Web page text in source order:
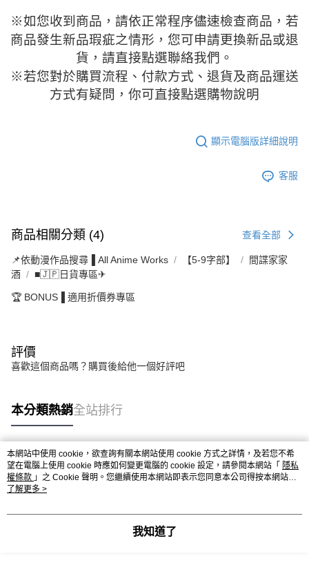
※如您收到商品，請依正常程序儘速檢查商品，若
商品發生新品瑕疵之情形，您可申請更換新品或退
貨，請直接點選聯絡我們。
※若您對於購買流程、付款方式、退貨及商品運送
方式有疑問，你可直接點選購物說明
顯示電腦版詳細說明
客服
商品相關分類 (4) 查看全部
📌依動漫作品搜尋▐ All Anime Works 【5-9字部】
間諜家家
酒
■🇯🇵日貨專區✈
🏆 BONUS▐ 適用折價券專區
評價
喜歡這個商品嗎？購買後給他一個好評吧
本分類熱銷全站排行
熱門標籤
本網站中使用 cookie，欲查詢有關本網站使用 cookie 方式之詳情，及若您不希
望在電腦上使用 cookie 時應如何變更電腦的 cookie 設定，請參閱本網站「 隱私
權條款 」之 Cookie 聲明。您繼續使用本網站即表示您同意本公司得按本網站使
用條款之 Cookie 聲明使用 cookie。
了解更多 >
我知道了